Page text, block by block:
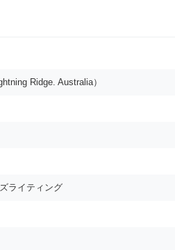
Ridge. Australia）
ライティング